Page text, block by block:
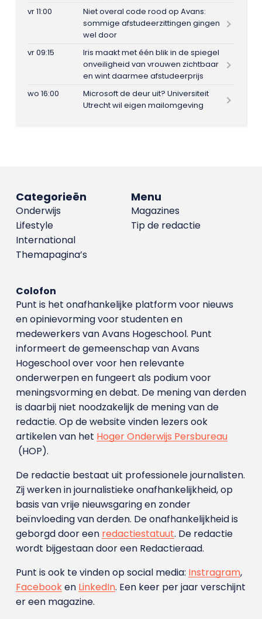
vr 11:00
Niet overal code rood op Avans:
sommige afstudeerzittingen gingen
wel door
vr 09:15
Iris maakt met één blik in de spiegel
onveiligheid van vrouwen zichtbaar
en wint daarmee afstudeerprijs
wo 16:00
Microsoft de deur uit? Universiteit
Utrecht wil eigen mailomgeving
Menu
Magazines
Tip de redactie
Categorieën
Onderwijs
Lifestyle
International
Themapagina’s
Colofon
Punt is het onafhankelijke platform voor nieuws
en opinievorming voor studenten en
medewerkers van Avans Hoge­school. Punt
informeert de gemeenschap van Avans
Hogeschool over voor hen relevante
onderwerpen en fungeert als podium voor
meningsvorming en debat. De mening van derden
is daarbij niet noodzakelijk de mening van de
redactie. Op de website vinden lezers ook
artikelen van het Hoger Onderwijs Persbureau
(HOP).
De redactie bestaat uit professionele journalisten.
Zij werken in journalistieke onafhankelijkheid, op
basis van vrije nieuwsgaring en zonder
beïnvloeding van derden. De onafhankelijkheid is
geborgd door een redactiestatuut. De redactie
wordt bijgestaan door een Redactieraad.
Punt is ook te vinden op social media: Instragram,
Facebooken LinkedIn. Een keer per jaar verschijnt
er een magazine.